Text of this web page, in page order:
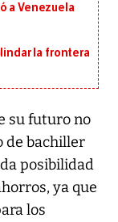
a Venezuela
la frontera
su futuro no
de bachiller
posibilidad
ya que
los